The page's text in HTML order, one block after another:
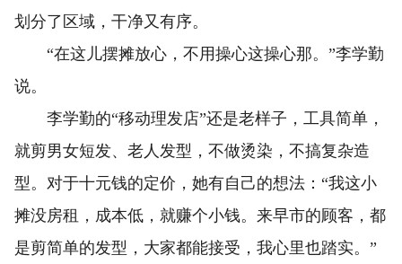
划分了区域，干净又有序。
“在这儿摆摊放心，不用操心这操心那。”李学勤
说。
李学勤的“移动理发店”还是老样子，工具简单，
就剪男女短发、老人发型，不做烫染，不搞复杂造
型。对于十元钱的定价，她有自己的想法：“我这小
摊没房租，成本低，就赚个小钱。来早市的顾客，都
是剪简单的发型，大家都能接受，我心里也踏实。”